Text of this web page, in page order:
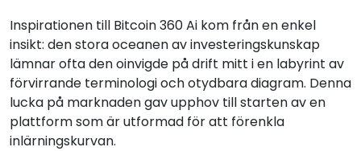
Inspirationen till Bitcoin 360 Ai kom från en enkel
insikt: den stora oceanen av investeringskunskap
lämnar ofta den oinvigde på drift mitt i en labyrint av
förvirrande terminologi och otydbara diagram. Denna
lucka på marknaden gav upphov till starten av en
plattform som är utformad för att förenkla
inlärningskurvan.